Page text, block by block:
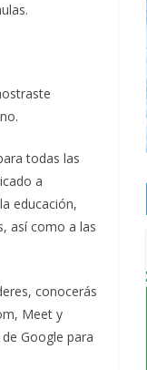
todas las
a
educación,
así como a las
conocerás
Meet y
Google para